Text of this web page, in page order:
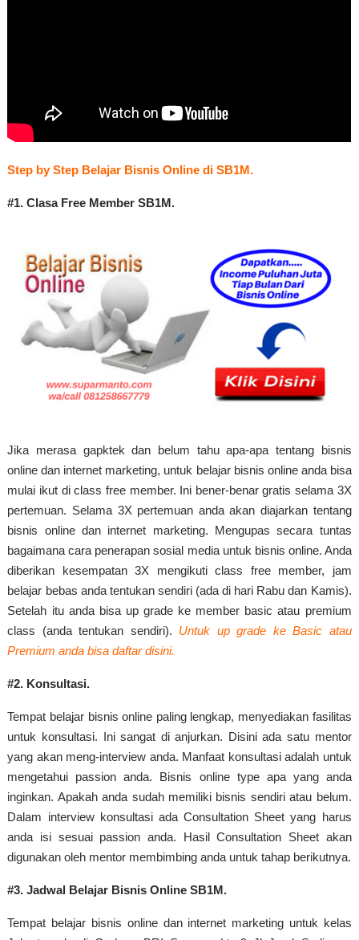
Step by Step Belajar Bisnis Online di SB1M.
#1. Clasa Free Member SB1M.
Jika merasa gapktek dan belum tahu apa-apa tentang bisnis
online dan internet marketing, untuk belajar bisnis online anda bisa
mulai ikut di class free member. Ini bener-benar gratis selama 3X
pertemuan. Selama 3X pertemuan anda akan diajarkan tentang
bisnis online dan internet marketing. Mengupas secara tuntas
bagaimana cara penerapan sosial media untuk bisnis online. Anda
diberikan kesempatan 3X mengikuti class free member, jam
belajar bebas anda tentukan sendiri (ada di hari Rabu dan Kamis).
Setelah itu anda bisa up grade ke member basic atau premium
class (anda tentukan sendiri). Untuk up grade ke Basic atau
Premium anda bisa daftar disini.
#2. Konsultasi.
Tempat belajar bisnis online paling lengkap, menyediakan fasilitas
untuk konsultasi. Ini sangat di anjurkan. Disini ada satu mentor
yang akan meng-interview anda. Manfaat konsultasi adalah untuk
mengetahui passion anda. Bisnis online type apa yang anda
inginkan. Apakah anda sudah memiliki bisnis sendiri atau belum.
Dalam interview konsultasi ada Consultation Sheet yang harus
anda isi sesuai passion anda. Hasil Consultation Sheet akan
digunakan oleh mentor membimbing anda untuk tahap berikutnya.
#3. Jadwal Belajar Bisnis Online SB1M.
Tempat belajar bisnis online dan internet marketing untuk kelas